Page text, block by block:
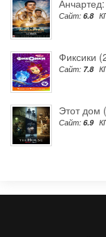
Сайт: 6.8
Фиксики
Сайт: 7.8
Этот дом
Сайт: 6.9